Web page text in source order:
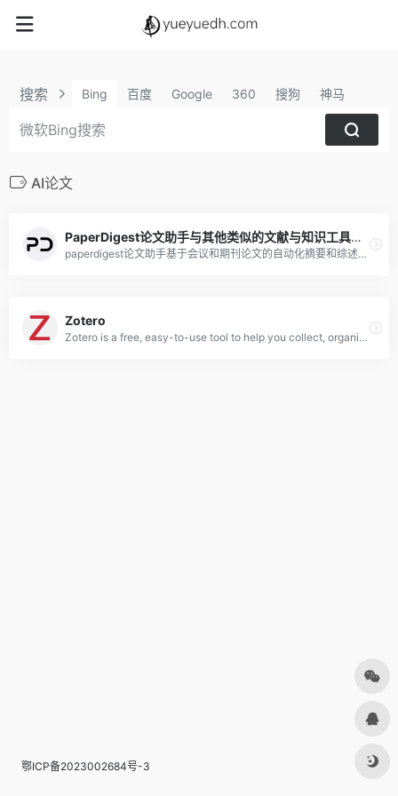
搜索 Bing 百度 Google 360 搜狗 神马
AI论文
PaperDigest论文助手与其他类似的文献与知识工具的优缺点及主要区分
paperdigest论文助手基于会议和期刊论文的自动化摘要和综述平台。
Zotero
Zotero is a free, easy-to-use tool to help you collect, organize, cite, and share research.
鄂ICP备2023002684号-3